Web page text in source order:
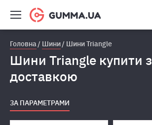
Головна Шини Шини Triangle
Шини Triangle купити з
доставкою
ЗА ПАРАМЕТРАМИ